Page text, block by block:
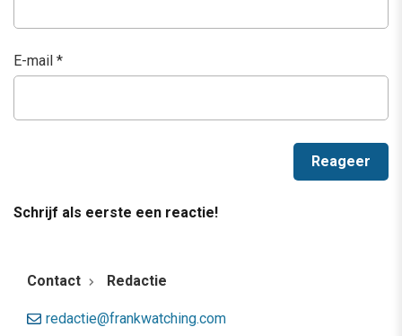
E-mail *
Schrijf als eerste een reactie!
Contact Redactie
redactie@frankwatching.com